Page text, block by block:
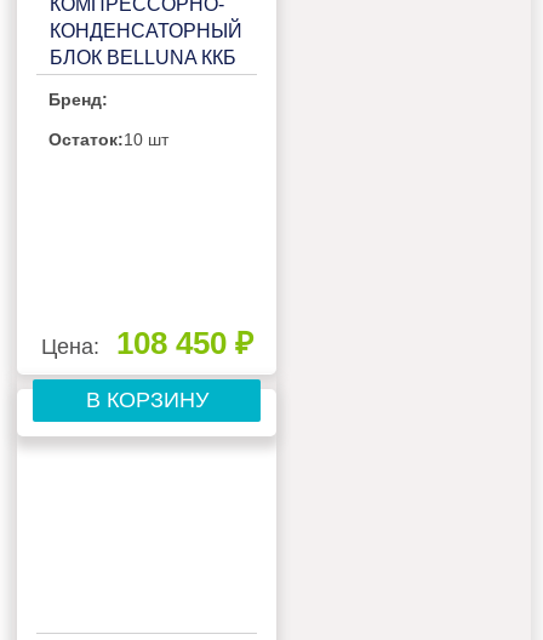
КОНДЕНСАТОРНЫЙ
БЛОК BELLUNA ККБ
ПОТРЕБИТЕЛЬ,
БЕЗ РЕСИВЕРА С
Бренд:
Остаток:10 шт
Цена: 108 450 ₽
В КОРЗИНУ